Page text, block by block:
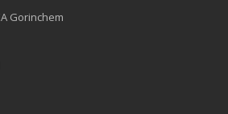
Gorinchem